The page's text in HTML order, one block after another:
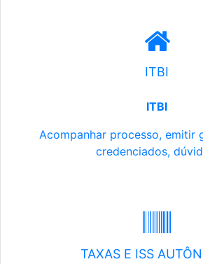
ITBI
ITBI
Acompanhar processo, emitir
credenciados,
TAXAS E ISS